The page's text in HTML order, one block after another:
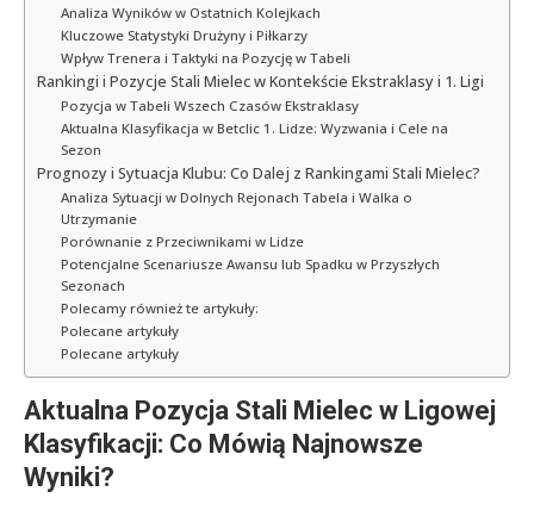
Analiza Wyników w Ostatnich Kolejkach
Kluczowe Statystyki Drużyny i Piłkarzy
Wpływ Trenera i Taktyki na Pozycję w Tabeli
Rankingi i Pozycje Stali Mielec w Kontekście Ekstraklasy i 1. Ligi
Pozycja w Tabeli Wszech Czasów Ekstraklasy
Aktualna Klasyfikacja w Betclic 1. Lidze: Wyzwania i Cele na
Sezon
Prognozy i Sytuacja Klubu: Co Dalej z Rankingami Stali Mielec?
Analiza Sytuacji w Dolnych Rejonach Tabela i Walka o
Utrzymanie
Porównanie z Przeciwnikami w Lidze
Potencjalne Scenariusze Awansu lub Spadku w Przyszłych
Sezonach
Polecamy również te artykuły:
Polecane artykuły
Polecane artykuły
Aktualna Pozycja Stali Mielec w Ligowej
Klasyfikacji: Co Mówią Najnowsze
Wyniki?